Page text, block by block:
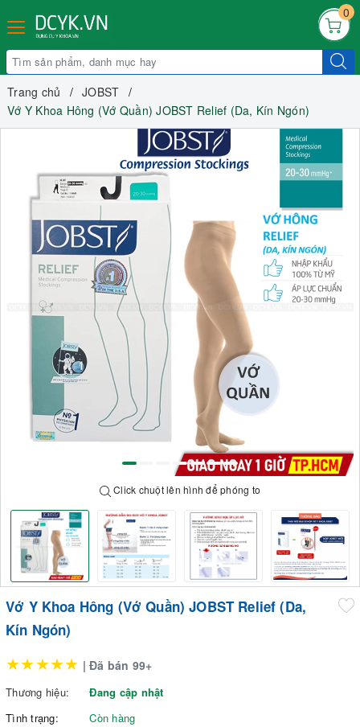
0
Trang chủ
JOBST
Vớ Y Khoa Hông (Vớ Quần) JOBST Relief (Da, Kín Ngón)
Click chuột lên hình để phóng to
Vớ Y Khoa Hông (Vớ Quần) JOBST Relief (Da,
Kín Ngón)
★★★★★ | Đã bán 99+
Thương hiệu:
Đang cập nhật
Tình trạng:
Còn hàng